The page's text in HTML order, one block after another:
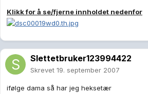
Klikk for å se/fjerne innholdet nedenfor
Slettetbruker123994422
Skrevet 19. september 2007
ifølge dama så har jeg heksetær